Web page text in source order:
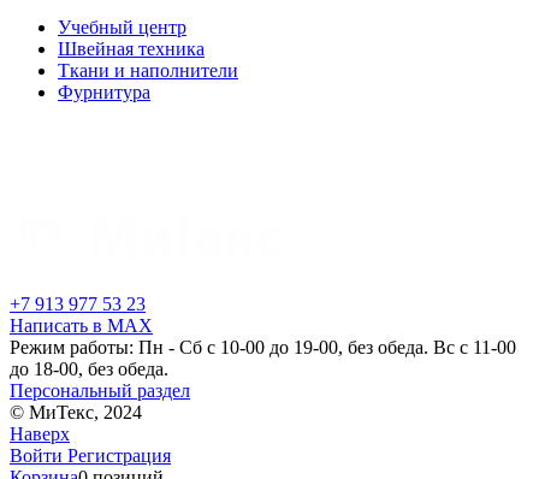
Учебный центр
Швейная техника
Ткани и наполнители
Фурнитура
+7 913 977 53 23
Написать в MAX
Режим работы: Пн - Сб с 10-00 до 19-00, без обеда. Вс с 11-00
до 18-00, без обеда.
Персональный раздел
© МиТекс, 2024
Наверх
Войти Регистрация